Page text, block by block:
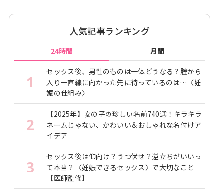
人気記事ランキング
24時間 月間
1
セックス後、男性のものは一体どうなる？腟から
入り一直線に向かった先に待っているのは…〈妊
娠の仕組み〉
2
【2025年】女の子の珍しい名前740選！キラキラ
ネームじゃない、かわいい＆おしゃれな名付けア
イデア
3
セックス後は仰向け？うつ伏せ？逆立ちがいいっ
て本当？〈妊娠できるセックス〉で大切なこと
【医師監修】